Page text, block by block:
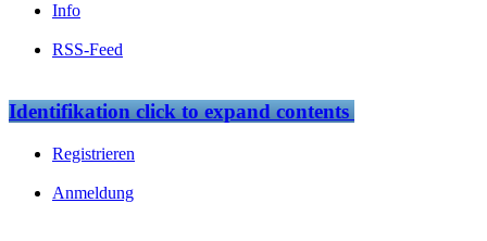
Info
RSS-Feed
Identifikationclick to expand contents
Registrieren
Anmeldung